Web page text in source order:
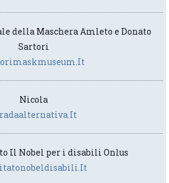
della Maschera Amleto e Donato
Sartori
Nicola
Il Nobel per i disabili Onlus